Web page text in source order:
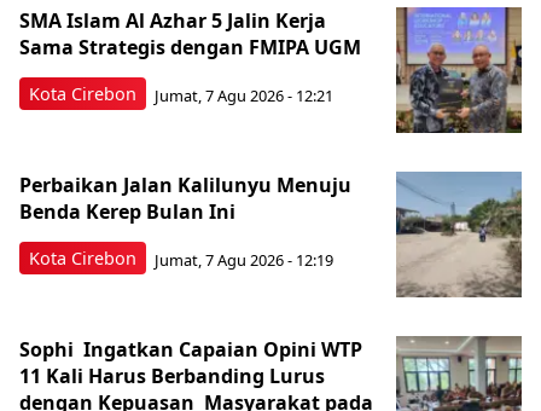
Kota Cirebon
SMA Islam Al Azhar 5 Jalin Kerja
Sama Strategis dengan FMIPA UGM
Jumat, 7 Agu 2026 - 12:21
Kota Cirebon
Perbaikan Jalan Kalilunyu Menuju
Benda Kerep Bulan Ini
Jumat, 7 Agu 2026 - 12:19
Sophi Ingatkan Capaian Opini WTP
11 Kali Harus Berbanding Lurus
dengan Kepuasan Masyarakat pada